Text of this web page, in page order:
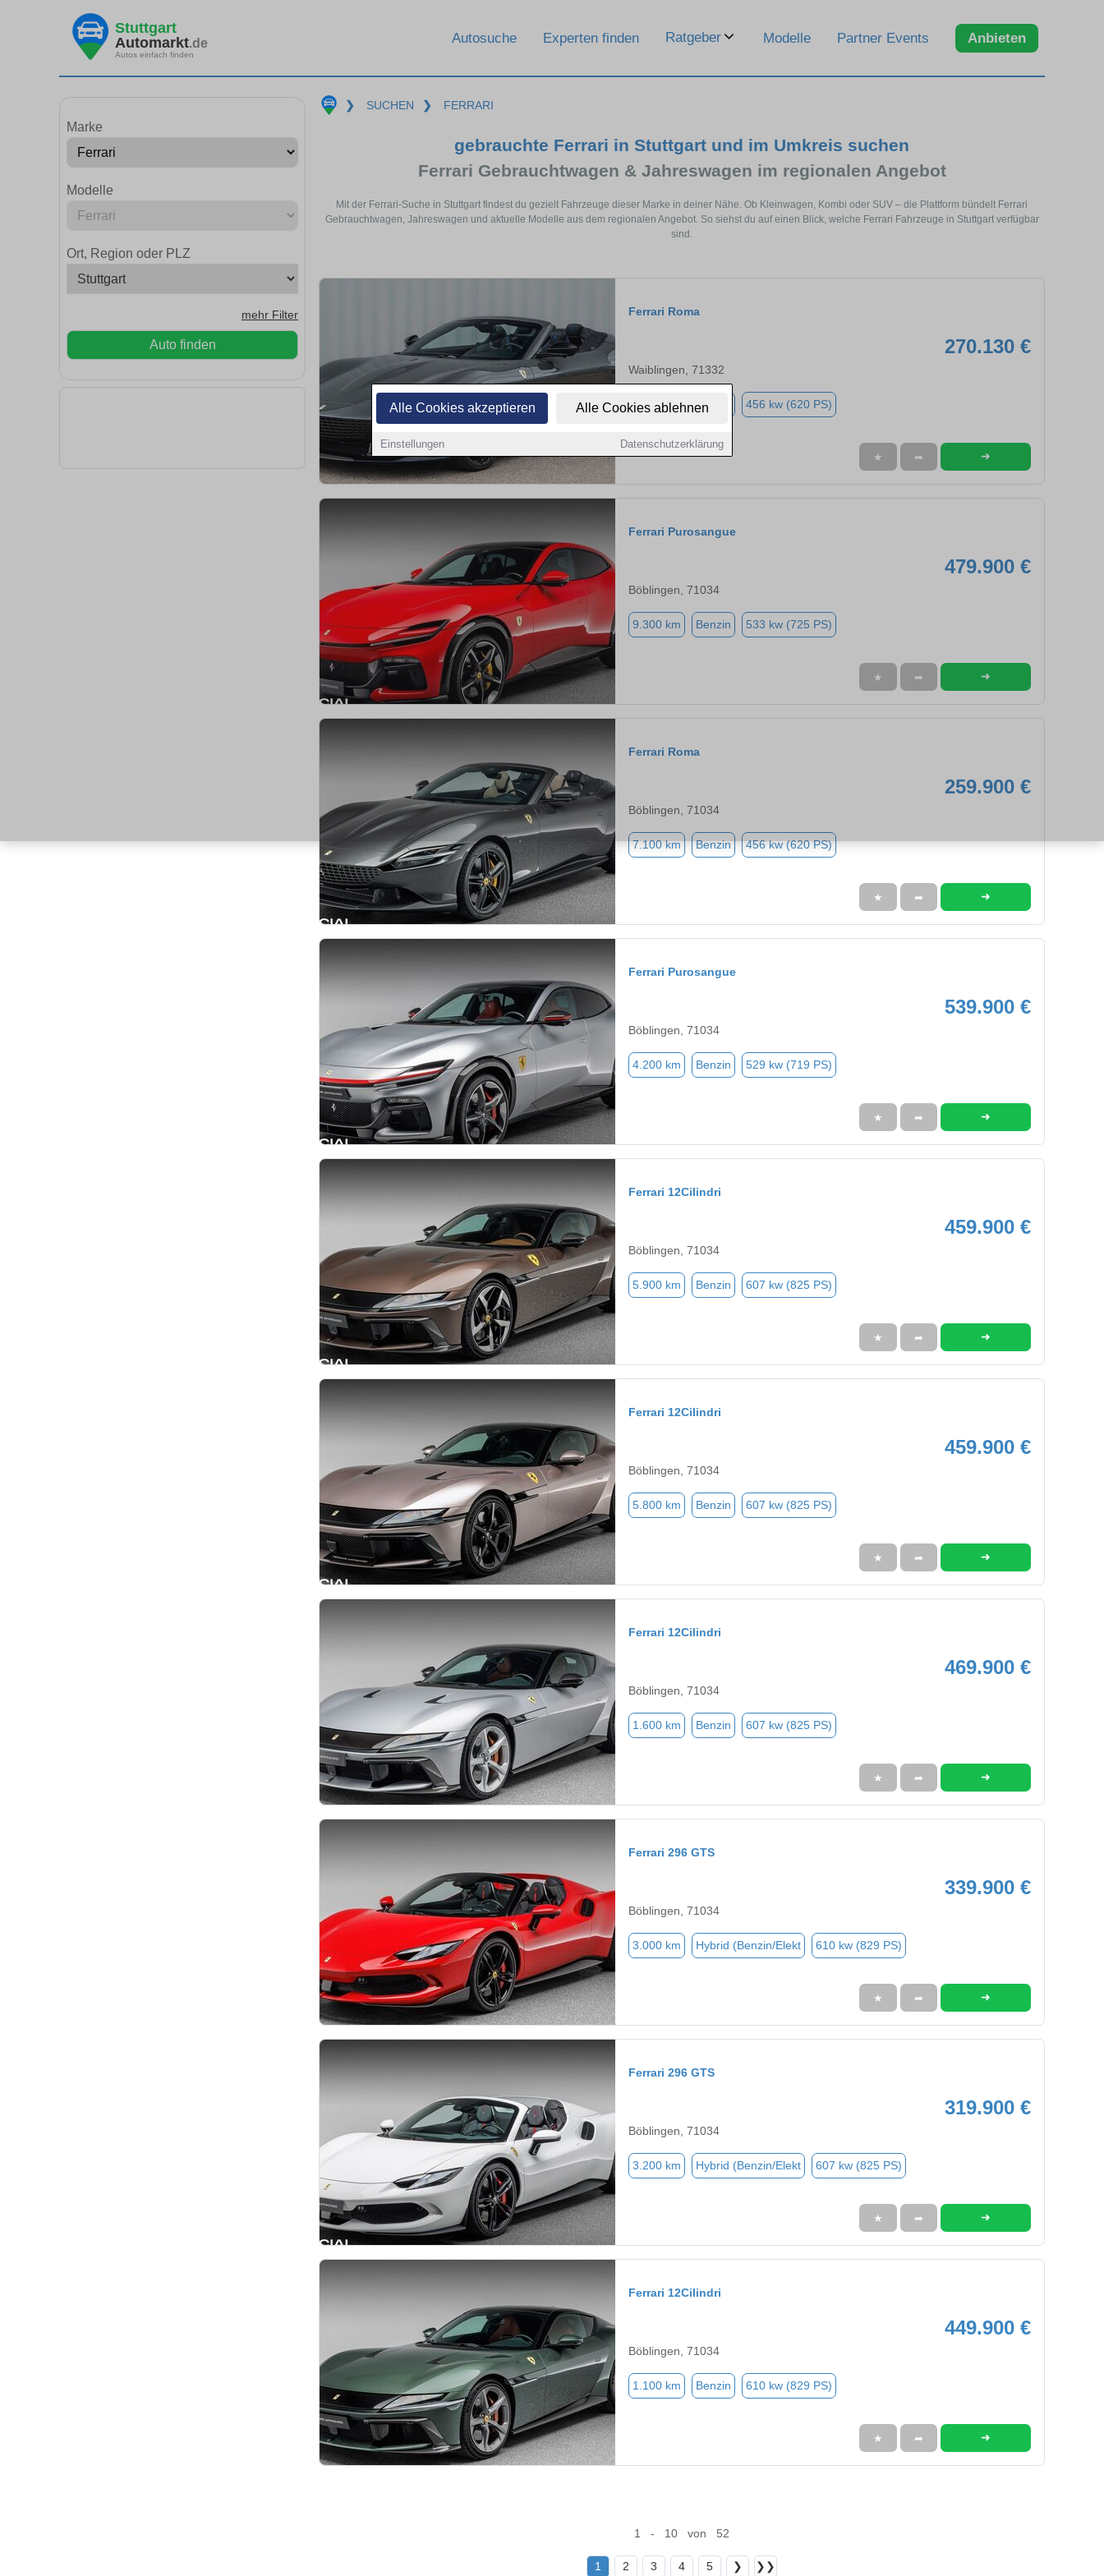
Alle Cookies akzeptieren Alle Cookies ablehnen
Einstellungen Datenschutzerklärung
Stuttgart
Automarkt.de
Autos einfach finden
Autosuche Experten finden Ratgeber Modelle Partner Events Anbieten
Marke
Modelle
Ort, Region oder PLZ
mehr Filter
Auto finden
❯ SUCHEN ❯ FERRARI
gebrauchte Ferrari in Stuttgart und im Umkreis suchen
Ferrari Gebrauchtwagen & Jahreswagen im regionalen Angebot
Mit der Ferrari-Suche in Stuttgart findest du gezielt Fahrzeuge dieser Marke in deiner Nähe. Ob Kleinwagen, Kombi oder SUV – die Plattform bündelt Ferrari
Gebrauchtwagen, Jahreswagen und aktuelle Modelle aus dem regionalen Angebot. So siehst du auf einen Blick, welche Ferrari Fahrzeuge in Stuttgart verfügbar
sind.
Ferrari Roma
270.130 €
Waiblingen, 71332
4.500 km Benzin 456 kw (620 PS)
★ ➦ ➜
Ferrari Purosangue
479.900 €
Böblingen, 71034
9.300 km Benzin 533 kw (725 PS)
★ ➦ ➜
Ferrari Roma
259.900 €
Böblingen, 71034
7.100 km Benzin 456 kw (620 PS)
★ ➦ ➜
Ferrari Purosangue
539.900 €
Böblingen, 71034
4.200 km Benzin 529 kw (719 PS)
★ ➦ ➜
Ferrari 12Cilindri
459.900 €
Böblingen, 71034
5.900 km Benzin 607 kw (825 PS)
★ ➦ ➜
Ferrari 12Cilindri
459.900 €
Böblingen, 71034
5.800 km Benzin 607 kw (825 PS)
★ ➦ ➜
Ferrari 12Cilindri
469.900 €
Böblingen, 71034
1.600 km Benzin 607 kw (825 PS)
★ ➦ ➜
Ferrari 296 GTS
339.900 €
Böblingen, 71034
3.000 km Hybrid (Benzin/Elekt 610 kw (829 PS)
★ ➦ ➜
Ferrari 296 GTS
319.900 €
Böblingen, 71034
3.200 km Hybrid (Benzin/Elekt 607 kw (825 PS)
★ ➦ ➜
Ferrari 12Cilindri
449.900 €
Böblingen, 71034
1.100 km Benzin 610 kw (829 PS)
★ ➦ ➜
1 - 10 von 52
1 2 3 4 5 ❯ ❯❯